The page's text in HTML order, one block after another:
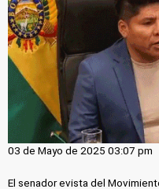
03 de Mayo de 2025 03:07 pm
El senador evista del